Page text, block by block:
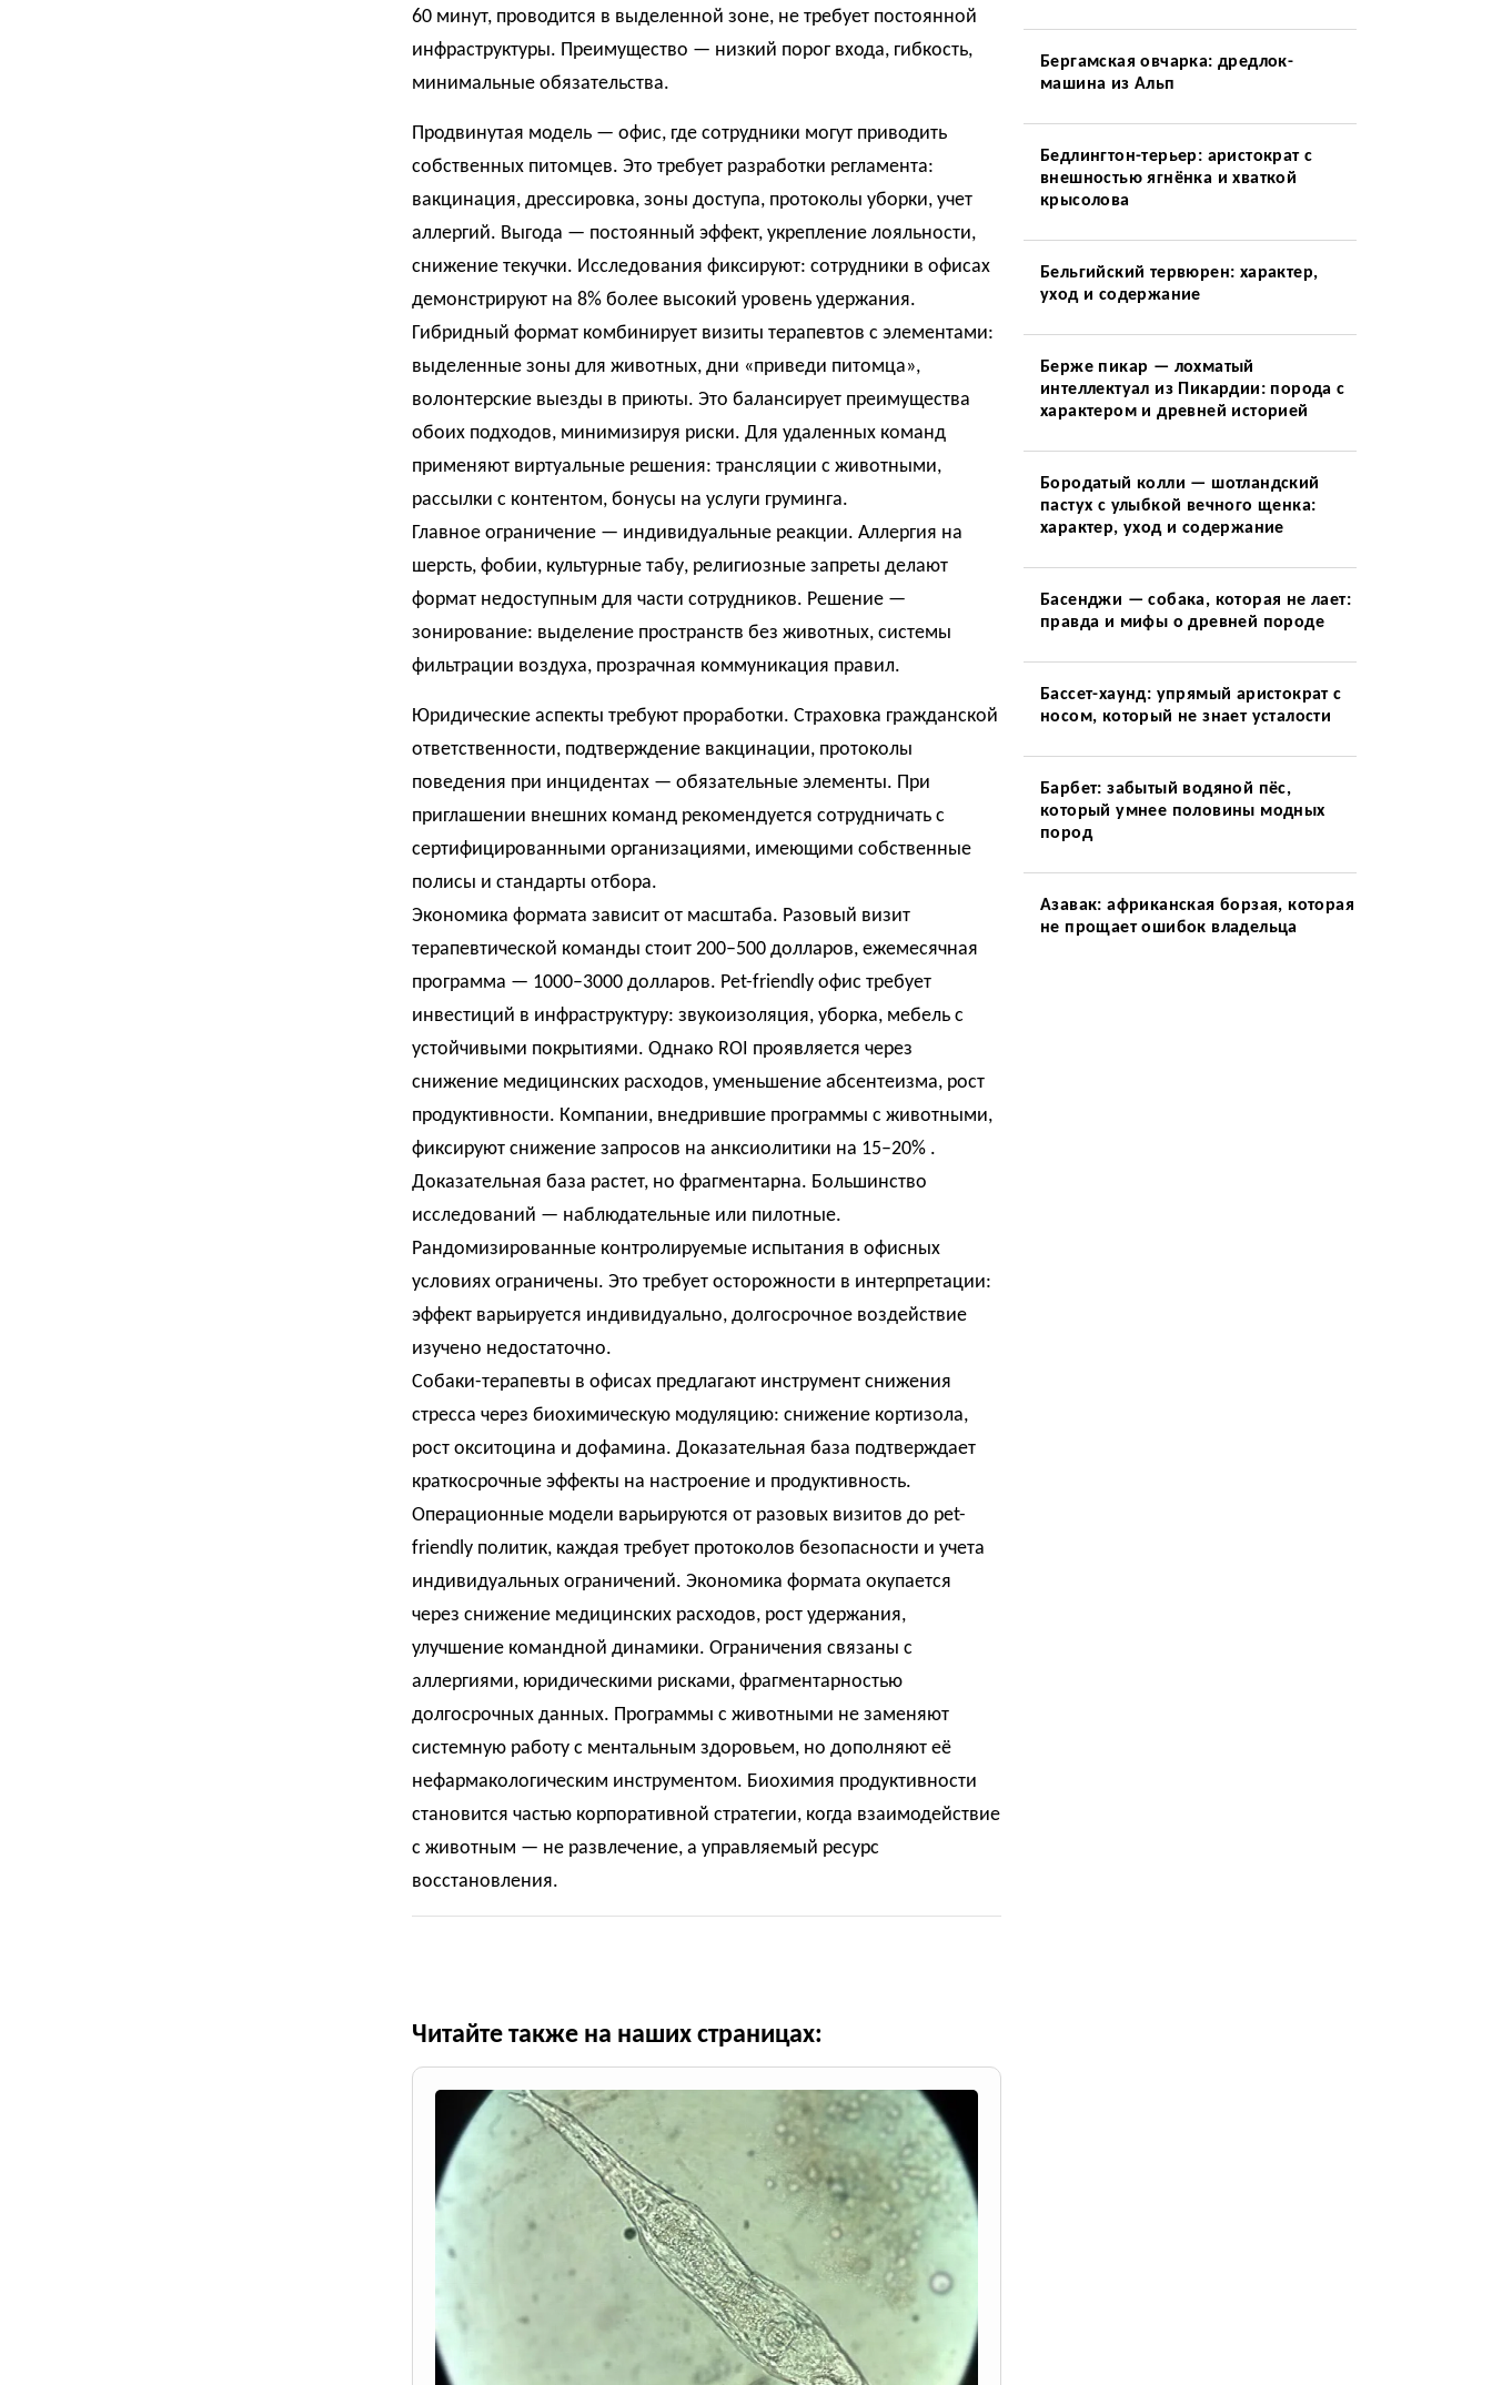
60 минут, проводится в выделенной зоне, не требует постоянной
инфраструктуры. Преимущество — низкий порог входа, гибкость,
минимальные обязательства.
Продвинутая модель — офис, где сотрудники могут приводить
собственных питомцев. Это требует разработки регламента:
вакцинация, дрессировка, зоны доступа, протоколы уборки, учет
аллергий. Выгода — постоянный эффект, укрепление лояльности,
снижение текучки. Исследования фиксируют: сотрудники в офисах
демонстрируют на 8% более высокий уровень удержания.
Гибридный формат комбинирует визиты терапевтов с элементами:
выделенные зоны для животных, дни «приведи питомца»,
волонтерские выезды в приюты. Это балансирует преимущества
обоих подходов, минимизируя риски. Для удаленных команд
применяют виртуальные решения: трансляции с животными,
рассылки с контентом, бонусы на услуги груминга.
Главное ограничение — индивидуальные реакции. Аллергия на
шерсть, фобии, культурные табу, религиозные запреты делают
формат недоступным для части сотрудников. Решение —
зонирование: выделение пространств без животных, системы
фильтрации воздуха, прозрачная коммуникация правил.
Юридические аспекты требуют проработки. Страховка гражданской
ответственности, подтверждение вакцинации, протоколы
поведения при инцидентах — обязательные элементы. При
приглашении внешних команд рекомендуется сотрудничать с
сертифицированными организациями, имеющими собственные
полисы и стандарты отбора.
Экономика формата зависит от масштаба. Разовый визит
терапевтической команды стоит 200–500 долларов, ежемесячная
программа — 1000–3000 долларов. Pet-friendly офис требует
инвестиций в инфраструктуру: звукоизоляция, уборка, мебель с
устойчивыми покрытиями. Однако ROI проявляется через
снижение медицинских расходов, уменьшение абсентеизма, рост
продуктивности. Компании, внедрившие программы с животными,
фиксируют снижение запросов на анксиолитики на 15–20% .
Доказательная база растет, но фрагментарна. Большинство
исследований — наблюдательные или пилотные.
Рандомизированные контролируемые испытания в офисных
условиях ограничены. Это требует осторожности в интерпретации:
эффект варьируется индивидуально, долгосрочное воздействие
изучено недостаточно.
Собаки-терапевты в офисах предлагают инструмент снижения
стресса через биохимическую модуляцию: снижение кортизола,
рост окситоцина и дофамина. Доказательная база подтверждает
краткосрочные эффекты на настроение и продуктивность.
Операционные модели варьируются от разовых визитов до pet-
friendly политик, каждая требует протоколов безопасности и учета
индивидуальных ограничений. Экономика формата окупается
через снижение медицинских расходов, рост удержания,
улучшение командной динамики. Ограничения связаны с
аллергиями, юридическими рисками, фрагментарностью
долгосрочных данных. Программы с животными не заменяют
системную работу с ментальным здоровьем, но дополняют её
нефармакологическим инструментом. Биохимия продуктивности
становится частью корпоративной стратегии, когда взаимодействие
с животным — не развлечение, а управляемый ресурс
восстановления.
Читайте также на наших страницах:
Бергамская овчарка: дредлок-
машина из Альп
Бедлингтон-терьер: аристократ с
внешностью ягнёнка и хваткой
крысолова
Бельгийский тервюрен: характер,
уход и содержание
Берже пикар — лохматый
интеллектуал из Пикардии: порода с
характером и древней историей
Бородатый колли — шотландский
пастух с улыбкой вечного щенка:
характер, уход и содержание
Басенджи — собака, которая не лает:
правда и мифы о древней породе
Бассет-хаунд: упрямый аристократ с
носом, который не знает усталости
Барбет: забытый водяной пёс,
который умнее половины модных
пород
Азавак: африканская борзая, которая
не прощает ошибок владельца